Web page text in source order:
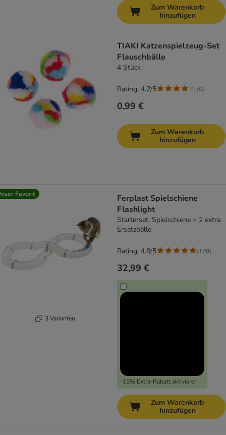
Zum Warenkorb
hinzufügen
TIAKI Katzenspielzeug-Set
Flauschbälle
4 Stück
0,99 €
Rating: 4.2/5 (5)
Zum Warenkorb
hinzufügen
Favorit
3 Varianten
Ferplast Spielschiene
Flashlight
Starterset: Spielschiene + 2 extra
Ersatzbälle
32,99 €
-15% Extra-Rabatt aktivieren
Rating: 4.8/5 (178)
Zum Warenkorb
hinzufügen